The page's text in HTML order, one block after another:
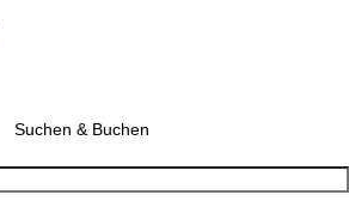
Suchen & Buchen